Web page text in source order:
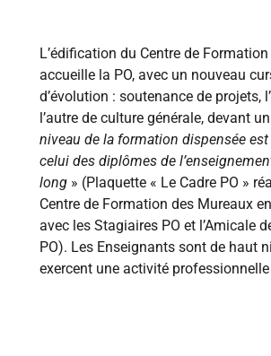
L’édification du Centre de
accueille la PO, avec un nouveau
d’évolution : soutenance de projets,
l’autre de culture générale, devant
niveau de la formation dispensée
celui des diplômes de
long » (Plaquette « Le Cadre PO »
Centre de Formation des Mureaux
avec les Stagiaires PO et l’Amicale
PO). Les Enseignants sont de haut
exercent une activité professionnelle